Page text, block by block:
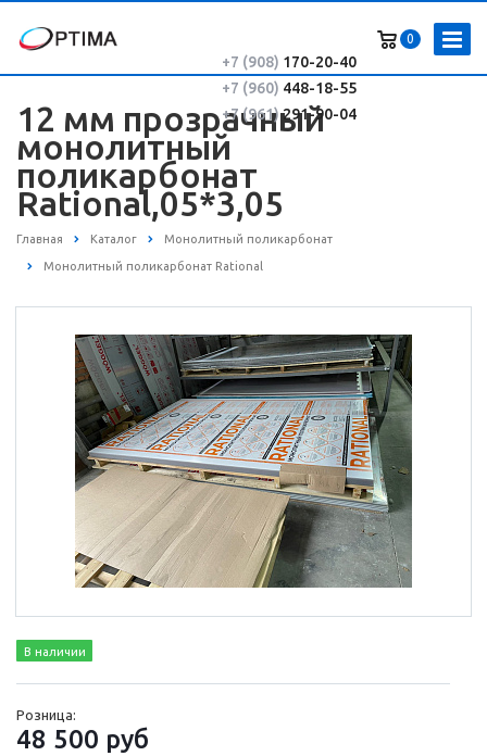
0
+7 (908) 170-20-40
+7 (960) 448-18-55
+7 (961)291-90-04
12 мм прозрачный
монолитный
поликарбонат
Rational,05*3,05
Главная Каталог Монолитный поликарбонат
Монолитный поликарбонат Rational
В наличии
Розница:
48 500 руб